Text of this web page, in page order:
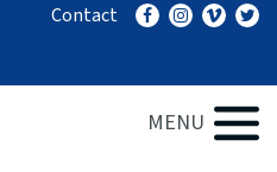
Contact
MENU